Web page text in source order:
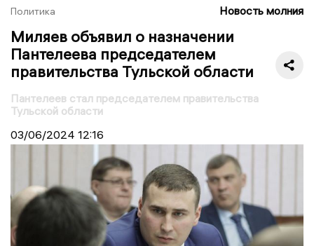
Политика Новость молния
Миляев объявил о назначении
Пантелеева председателем
правительства Тульской области
Пантелеев стал председателем правительства
Тульской области
03/06/2024 12:16